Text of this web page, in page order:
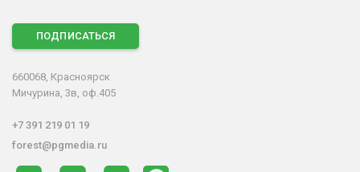
ПОДПИСАТЬСЯ
660068, Красноярск
Мичурина, 3в, оф.405
+7 391 219 01 19
forest@pgmedia.ru